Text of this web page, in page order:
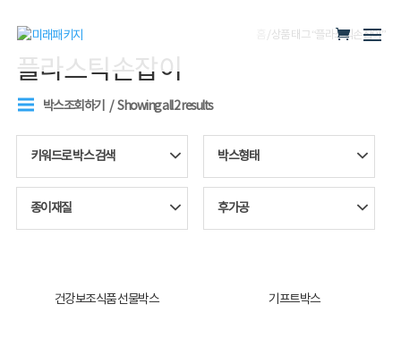
/ 상품 태그 “플라스틱손잡이”
플라스틱손잡이
박스조회하기 Showing all 2 results
키워드로 박스 검색 박스형태
종이재질 후가공
건강보조식품 선물박스 기프트박스